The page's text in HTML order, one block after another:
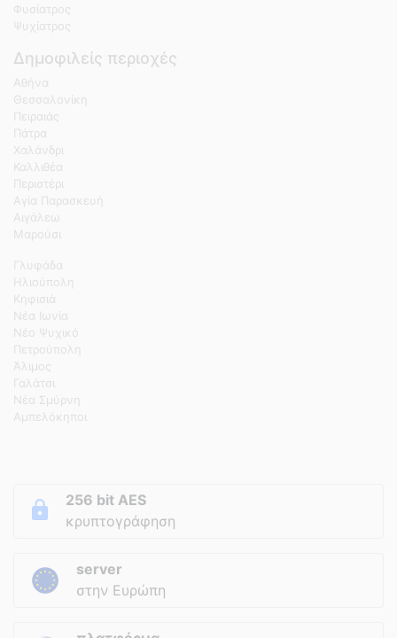
Φυσίατρος
Ψυχίατρος
Δημοφιλείς περιοχές
Αθήνα
Θεσσαλονίκη
Πειραιάς
Πάτρα
Χαλάνδρι
Καλλιθέα
Περιστέρι
Αγία Παρασκευή
Αιγάλεω
Μαρούσι
Γλυφάδα
Ηλιούπολη
Κηφισιά
Νέα Ιωνία
Νέο Ψυχικό
Πετρούπολη
Άλιμος
Γαλάτσι
Νέα Σμύρνη
Αμπελόκηποι
256 bit AES
κρυπτογράφηση
server
στην Ευρώπη